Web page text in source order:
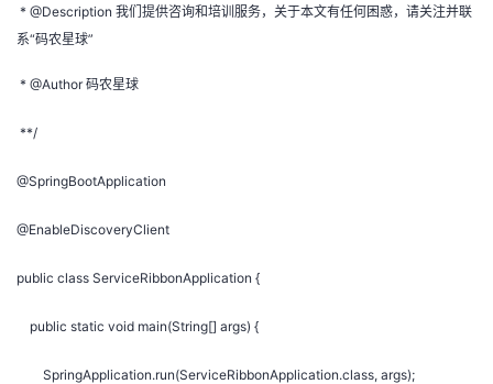
* @Description 我们提供咨询和培训服务，关于本文有任何困惑，请关注并联
系“码农星球”
* @Author 码农星球
**/
@SpringBootApplication
@EnableDiscoveryClient
public class ServiceRibbonApplication {
public static void main(String[] args) {
SpringApplication.run(ServiceRibbonApplication.class, args);